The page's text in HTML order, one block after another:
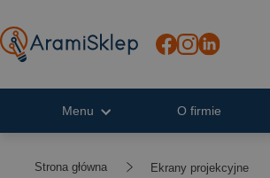
Menu O firmie
Strona główna Ekrany projekcyjne